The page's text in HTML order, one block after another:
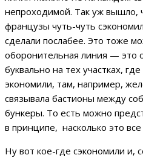
непроходимой. Так уж вышло,
французы чуть-чуть
сделали послабее. Это тоже
оборонительная линия — это
буквально на тех участках,
экономили, там, например,
связывала бастионы между
бункеры. То есть можно
в принципе, насколько это
Ну вот кое-где сэкономили и,